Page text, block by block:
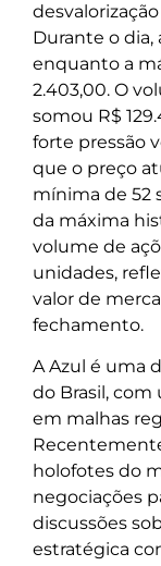
Durante o dia,
enquanto a
2.403,00. O
somou R$
forte pressão
que o preço
mínima de 52
da máxima
volume de
unidades,
valor de
fechamento.
A Azul é uma
do Brasil,
em malhas
holofotes do
negociações
discussões
estratégica